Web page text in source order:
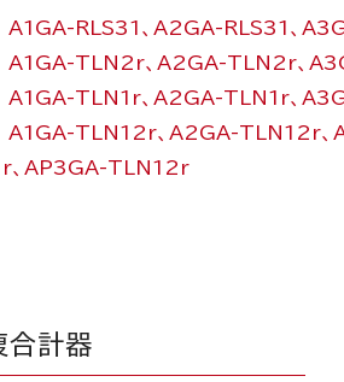
RLS31、A2GA-RLS31、
A1GA-TLN2r、A2GA-TLN2r、
TLN1r、A2GA-TLN1r、
A1GA-TLN12r、A2GA-TLN12r
、AP3GA-TLN12r
合計器